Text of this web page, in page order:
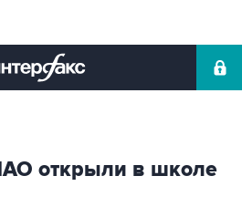
открыли в школе